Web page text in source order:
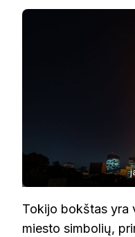
Tokijo bokštas yra
miesto simbolių,